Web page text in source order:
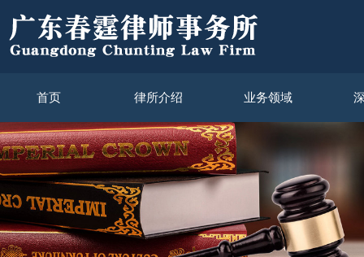
首页 律所介绍 业务领域